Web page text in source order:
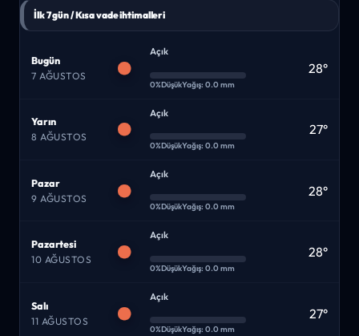
İlk 7 gün / Kısa vade ihtimalleri
Bugün
7 AĞUSTOS
Açık
0%DüşükYağış: 0.0 mm
28°
Yarın
8 AĞUSTOS
Açık
0%DüşükYağış: 0.0 mm
27°
Pazar
9 AĞUSTOS
Açık
0%DüşükYağış: 0.0 mm
28°
Pazartesi
10 AĞUSTOS
Açık
0%DüşükYağış: 0.0 mm
28°
Salı
11 AĞUSTOS
Açık
0%DüşükYağış: 0.0 mm
27°